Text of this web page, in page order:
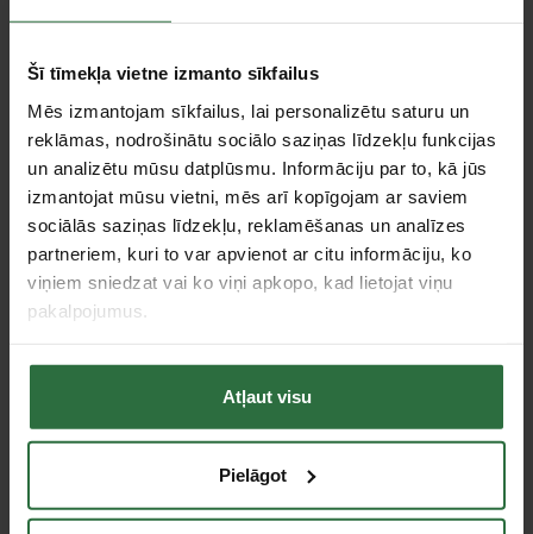
Šī tīmekļa vietne izmanto sīkfailus
Mēs izmantojam sīkfailus, lai personalizētu saturu un
reklāmas, nodrošinātu sociālo saziņas līdzekļu funkcijas
un analizētu mūsu datplūsmu. Informāciju par to, kā jūs
izmantojat mūsu vietni, mēs arī kopīgojam ar saviem
sociālās saziņas līdzekļu, reklamēšanas un analīzes
partneriem, kuri to var apvienot ar citu informāciju, ko
viņiem sniedzat vai ko viņi apkopo, kad lietojat viņu
pakalpojumus.
Atļaut visu
Pielāgot
Piederumi
Putekļu sūcējs Nilfisk
495,12 €
Putekļu sūcējs Nilfisk
654,52 €